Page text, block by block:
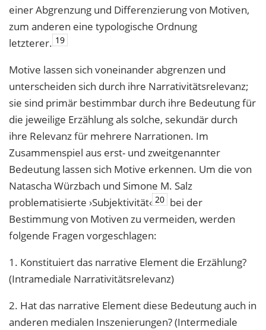
einer Abgrenzung und Differenzierung von Motiven,
zum anderen eine typologische Ordnung
letzterer. 19
Motive lassen sich voneinander abgrenzen und
unterscheiden sich durch ihre Narrativitätsrelevanz;
sie sind primär bestimmbar durch ihre Bedeutung für
die jeweilige Erzählung als solche, sekundär durch
ihre Relevanz für mehrere Narrationen. Im
Zusammenspiel aus erst- und zweitgenannter
Bedeutung lassen sich Motive erkennen. Um die von
Natascha Würzbach und Simone M. Salz
problematisierte ›Subjektivität‹ 20 bei der
Bestimmung von Motiven zu vermeiden, werden
folgende Fragen vorgeschlagen:
1. Konstituiert das narrative Element die Erzählung?
(Intramediale Narrativitätsrelevanz)
2. Hat das narrative Element diese Bedeutung auch in
anderen medialen Inszenierungen? (Intermediale